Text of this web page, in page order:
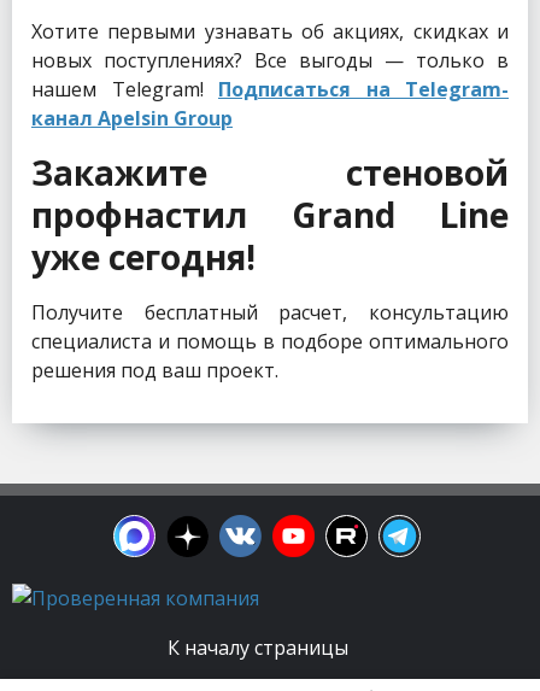
Хотите первыми узнавать об акциях, скидках и
новых поступлениях? Все выгоды — только в
нашем Telegram! Подписаться на Telegram-
канал Apelsin Group
Закажите стеновой
профнастил Grand Line
уже сегодня!
Получите бесплатный расчет, консультацию
специалиста и помощь в подборе оптимального
решения под ваш проект.
К началу страницы